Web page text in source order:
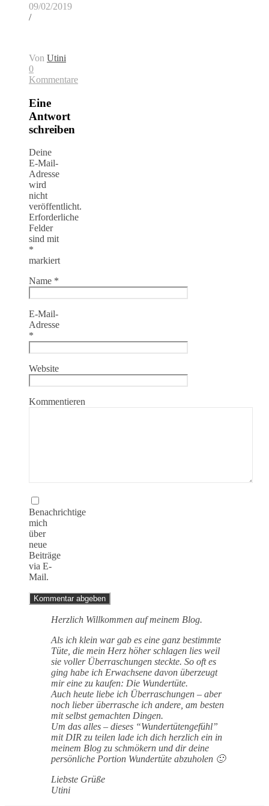
09/02/2019
/
Von Utini
0
Kommentare
Eine
Antwort
schreiben
Deine
E-Mail-
Adresse
wird
nicht
veröffentlicht.
Erforderliche
Felder
sind mit
*
markiert
Name *
E-Mail-
Adresse
*
Website
Kommentieren
Benachrichtige
mich
über
neue
Beiträge
via E-
Mail.
Herzlich Willkommen auf meinem Blog.
Als ich klein war gab es eine ganz bestimmte
Tüte, die mein Herz höher schlagen lies weil
sie voller Überraschungen steckte. So oft es
ging habe ich Erwachsene davon überzeugt
mir eine zu kaufen: Die Wundertüte.
Auch heute liebe ich Überraschungen – aber
noch lieber überrasche ich andere, am besten
mit selbst gemachten Dingen.
Um das alles – dieses “Wundertütengefühl”
mit DIR zu teilen lade ich dich herzlich ein in
meinem Blog zu schmökern und dir deine
persönliche Portion Wundertüte abzuholen 🙂
Liebste Grüße
Utini